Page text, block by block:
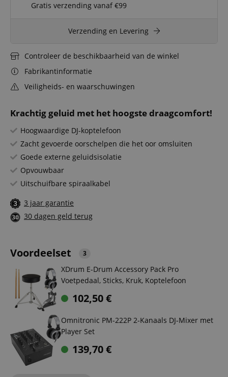
Krachtig geluid met het hoogste draagcomfort!
Hoogwaardige DJ-koptelefoon
Zacht gevoerde oorschelpen die het oor omsluiten
Goede externe geluidsisolatie
Opvouwbaar
Uitschuifbare spiraalkabel
3 jaar garantie
30 dagen geld terug
Gratis verzending vanaf €99
Verzending en Levering
Controleer de beschikbaarheid van de winkel
Fabrikantinformatie
Veiligheids- en waarschuwingen
Voordeelset 3
XDrum E-Drum Accessory Pack Pro
Voetpedaal, Sticks, Kruk, Koptelefoon
102,50€
Omnitronic PM-222P 2-Kanaals DJ-Mixer met
Player Set
139,70€